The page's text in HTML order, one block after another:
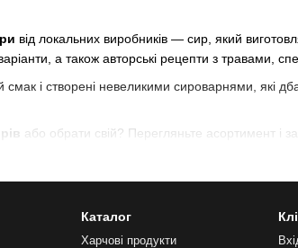
від локальних виробників — сир, який
а також авторські рецепти з травами,
і створені невеликими сироварнями, які
або обрати свій? Перегляньте асортимент
Каталог
Харчові продукти